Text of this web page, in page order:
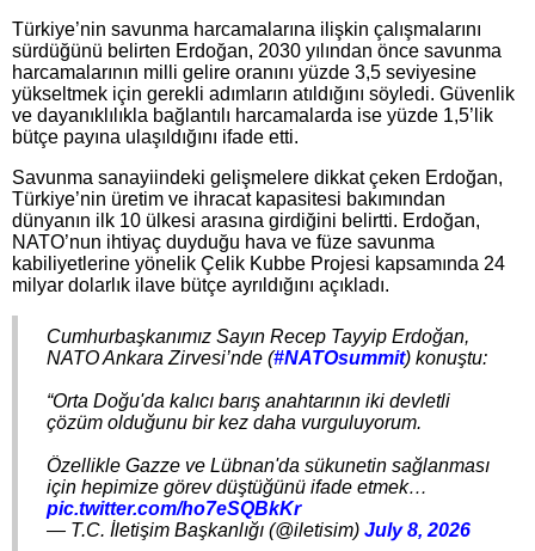
Türkiye’nin savunma harcamalarına ilişkin çalışmalarını
sürdüğünü belirten Erdoğan, 2030 yılından önce savunma
harcamalarının milli gelire oranını yüzde 3,5 seviyesine
yükseltmek için gerekli adımların atıldığını söyledi. Güvenlik
ve dayanıklılıkla bağlantılı harcamalarda ise yüzde 1,5’lik
bütçe payına ulaşıldığını ifade etti.
Savunma sanayiindeki gelişmelere dikkat çeken Erdoğan,
Türkiye’nin üretim ve ihracat kapasitesi bakımından
dünyanın ilk 10 ülkesi arasına girdiğini belirtti. Erdoğan,
NATO’nun ihtiyaç duyduğu hava ve füze savunma
kabiliyetlerine yönelik Çelik Kubbe Projesi kapsamında 24
milyar dolarlık ilave bütçe ayrıldığını açıkladı.
Cumhurbaşkanımız Sayın Recep Tayyip Erdoğan,
NATO Ankara Zirvesi’nde (#NATOsummit) konuştu:
“Orta Doğu'da kalıcı barış anahtarının iki devletli
çözüm olduğunu bir kez daha vurguluyorum.
Özellikle Gazze ve Lübnan'da sükunetin sağlanması
için hepimize görev düştüğünü ifade etmek…
pic.twitter.com/ho7eSQBkKr
— T.C. İletişim Başkanlığı (@iletisim) July 8, 2026